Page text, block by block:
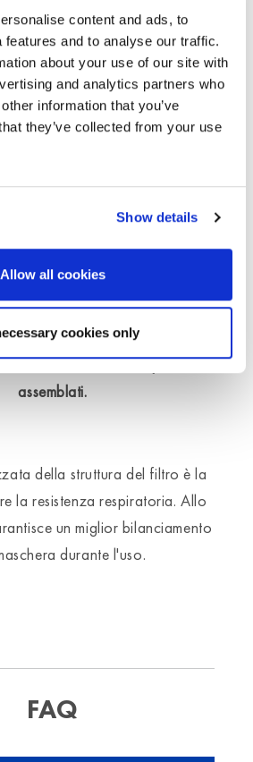
content and ads, to
features and to analyse our traffic.
about your use of our site with
and analytics partners who
information that you’ve
they’ve collected from your use
Show details
Allow all cookies
cookies only
sistema EasyLock®.
visivo rimane ottimo.
rimane invariata.
per le Serie 7000 e 9000.
rimangono invariati.
del filtro non cambia.
a utilizzare le custodie
accessorio e con i kit pre-
assemblati.
della struttura del filtro è la
la resistenza respiratoria. Allo
un miglior bilanciamento
durante l'uso.
FAQ